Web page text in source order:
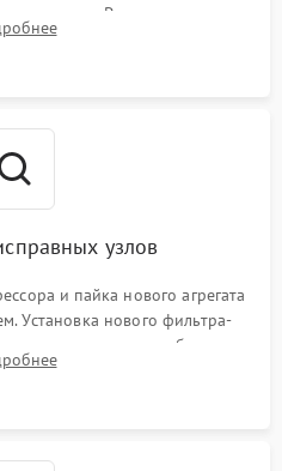
Ремонт или замена
сбоях алгоритмов.
узлов
и пайка нового агрегата
Установка нового фильтра-
вентиляторов обдува,
дверных петель.